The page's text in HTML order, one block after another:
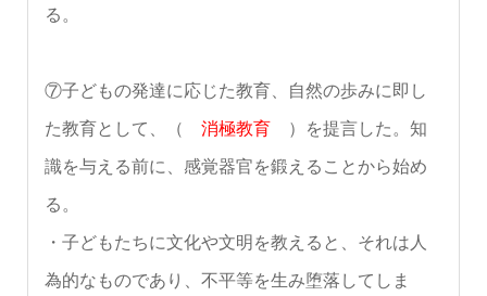
る。
⑦子どもの発達に応じた教育、自然の歩みに即し
た教育として、（ 消極教育）を提言した。知
識を与える前に、感覚器官を鍛えることから始め
る。
・子どもたちに文化や文明を教えると、それは人
為的なものであり、不平等を生み堕落してしま